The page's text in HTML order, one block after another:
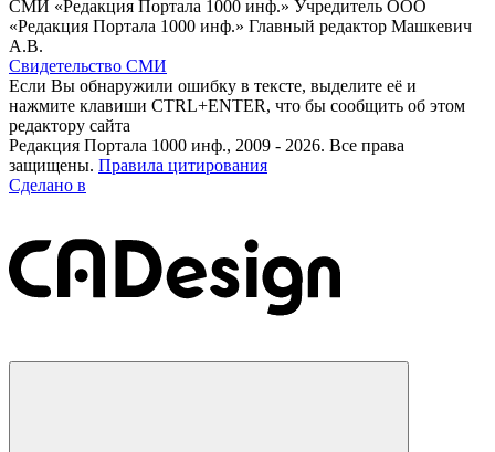
СМИ «Редакция Портала 1000 инф.» Учредитель ООО
«Редакция Портала 1000 инф.» Главный редактор Машкевич
А.В.
Свидетельство СМИ
Если Вы обнаружили ошибку в тексте, выделите её и
нажмите клавиши CTRL+ENTER, что бы сообщить об этом
редактору сайта
Редакция Портала 1000 инф., 2009 - 2026. Все права
защищены. Правила цитирования
Сделано в